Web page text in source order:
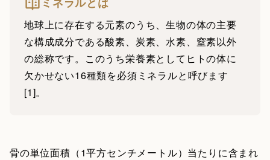
地球上に存在する元素のうち、生物の体の主要
な構成成分である酸素、炭素、水素、窒素以外
の総称です。このうち栄養素としてヒトの体に
欠かせない16種類を必須ミネラルと呼びます
[1]。
骨の単位面積（1平方センチメートル）当たりに含まれ